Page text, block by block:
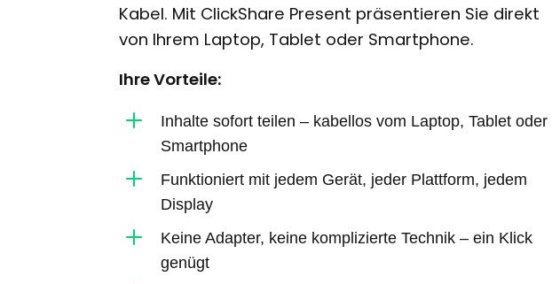
Kabel. Mit ClickShare Present präsentieren Sie direkt
von Ihrem Laptop, Tablet oder Smartphone.
Ihre Vorteile:
L
Inhalte sofort teilen – kabellos vom Laptop, Tablet oder
Smartphone
L
Funktioniert mit jedem Gerät, jeder Plattform, jedem
Display
L
Keine Adapter, keine komplizierte Technik – ein Klick
genügt